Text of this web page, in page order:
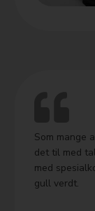
Som mange
det til med
med
gull verdt.